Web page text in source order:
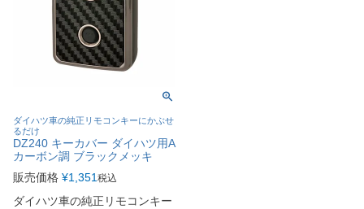
ダイハツ車の純正リモコンキーにかぶせ
るだけ
DZ240 キーカバー ダイハツ用A
カーボン調 ブラックメッキ
販売価格 ¥1,351税込
ダイハツ車の純正リモコンキー